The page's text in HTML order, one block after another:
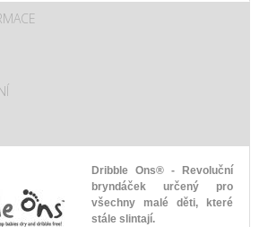
Dribble Ons® - Revoluční
bryndáček určený pro
všechny malé děti, které
stále slintají.